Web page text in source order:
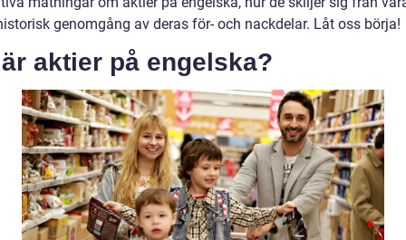
genomgång av deras för- och nackdelar. Låt oss börja!
aktier på engelska?